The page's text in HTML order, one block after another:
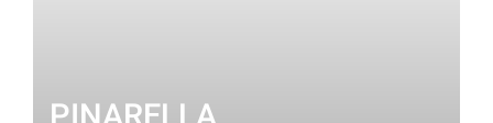
PINARELLA